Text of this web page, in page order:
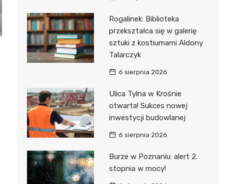
Rogalinek: Biblioteka
przekształca się w galerię
sztuki z kostiumami Aldony
Talarczyk
6 sierpnia 2026
Ulica Tylna w Krośnie
otwarta! Sukces nowej
inwestycji budowlanej
6 sierpnia 2026
Burze w Poznaniu: alert 2.
stopnia w mocy!